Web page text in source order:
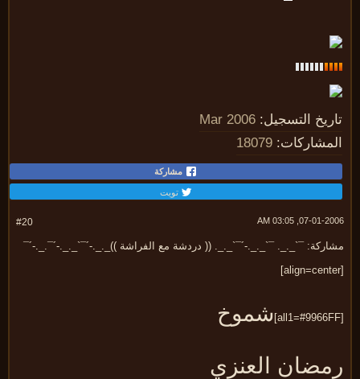
التسجيل: Mar 2006
18079
مشاركة
تويت
07-01-2006,
¯`_._. ¯`_._.-´¯`_._. (( دردشة مع الفراشة ))_._.-´¯`_._.-´¯._.-´¯
شموخ
العنزي